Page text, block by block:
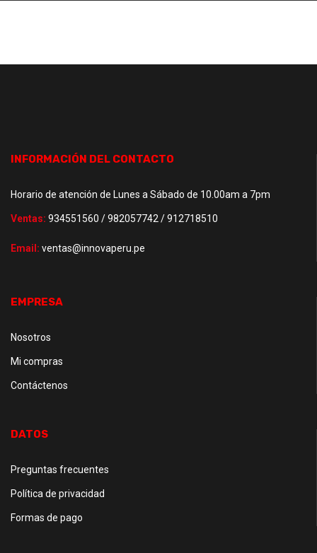
INFORMACIÓN DEL CONTACTO
Horario de atención de Lunes a Sábado de 10.00am a 7pm
Ventas: 934551560 / 982057742 / 912718510
Email: ventas@innovaperu.pe
EMPRESA
Nosotros
Mi compras
Contáctenos
DATOS
Preguntas frecuentes
Política de privacidad
Formas de pago